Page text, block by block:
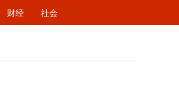
财经 社会